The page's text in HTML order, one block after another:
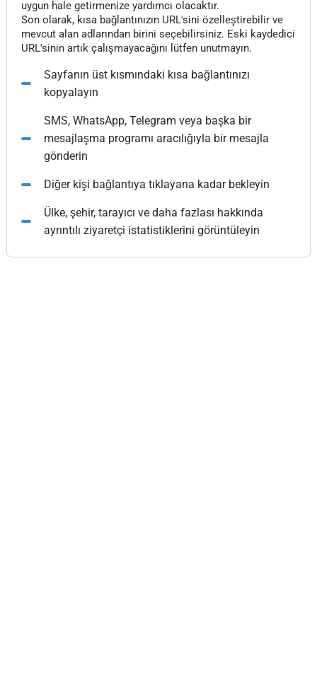
uygun hale getirmenize yardımcı olacaktır.
Son olarak, kısa bağlantınızın URL'sini özelleştirebilir ve
mevcut alan adlarından birini seçebilirsiniz. Eski kaydedici
URL'sinin artık çalışmayacağını lütfen unutmayın.
Sayfanın üst kısmındaki kısa bağlantınızı
kopyalayın
SMS, WhatsApp, Telegram veya başka bir
mesajlaşma programı aracılığıyla bir mesajla
gönderin
Diğer kişi bağlantıya tıklayana kadar bekleyin
Ülke, şehir, tarayıcı ve daha fazlası hakkında
ayrıntılı ziyaretçi istatistiklerini görüntüleyin